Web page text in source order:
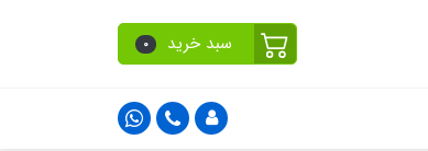
سبد خرید 0